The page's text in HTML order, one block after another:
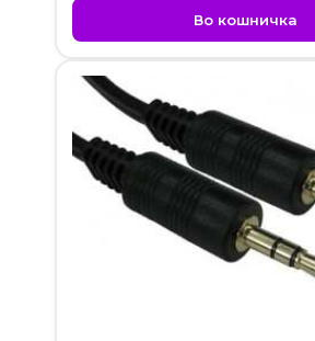
Во кошничка